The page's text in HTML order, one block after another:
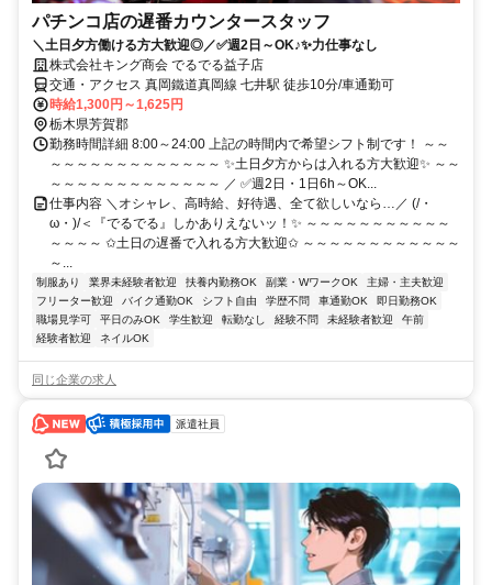
パチンコ店の遅番カウンタースタッフ
＼土日夕方働ける方大歓迎◎／✅週2日～OK♪✨力仕事なし
株式会社キング商会 でるでる益子店
交通・アクセス 真岡鐵道真岡線 七井駅 徒歩10分/車通勤可
時給1,300円～1,625円
栃木県芳賀郡
勤務時間詳細 8:00～24:00 上記の時間内で希望シフト制です！ ～～
～～～～～～～～～～～～～ ✨土日夕方からは入れる方大歓迎✨ ～～
～～～～～～～～～～～～～ ／ ✅週2日・1日6h～OK...
仕事内容 ＼オシャレ、高時給、好待遇、全て欲しいなら…／ (/・
ω・)/＜『でるでる』しかありえないッ！✨ ～～～～～～～～～～～
～～～～ ✩土日の遅番で入れる方大歓迎✩ ～～～～～～～～～～～～
～...
制服あり 業界未経験者歓迎 扶養内勤務OK 副業・WワークOK
主婦・主夫歓迎
フリーター歓迎
バイク通勤OK シフト自由 学歴不問 車通勤OK
即日勤務OK
職場見学可
平日のみOK 学生歓迎 転勤なし 経験不問 未経験者歓迎
午前
経験者歓迎
ネイルOK
同じ企業の求人
派遣社員